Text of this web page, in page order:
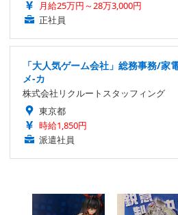
月給25万円～28万3,000円
正社員
「大人気ゲーム会社」総務事務/家
メ-カ
株式会社リクルートスタッフィング
東京都
時給1,850円
派遣社員